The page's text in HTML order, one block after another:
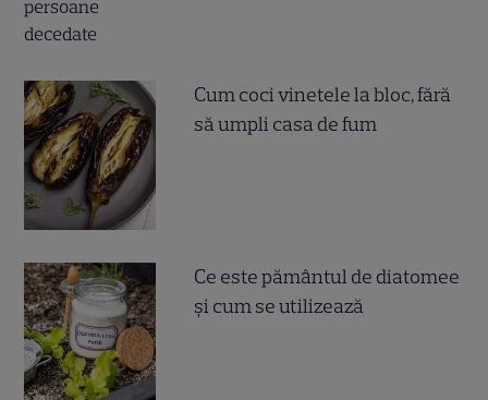
Cum coci vinetele la bloc, fără
să umpli casa de fum
Ce este pământul de diatomee
și cum se utilizează